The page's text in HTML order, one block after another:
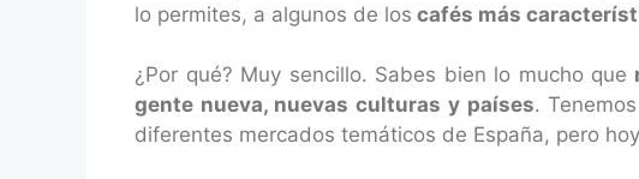
lo permites, a algunos de los cafés más
¿Por qué? Muy sencillo. Sabes bien lo mucho que
gente nueva, nuevas culturas y países.
diferentes mercados temáticos de España, pero